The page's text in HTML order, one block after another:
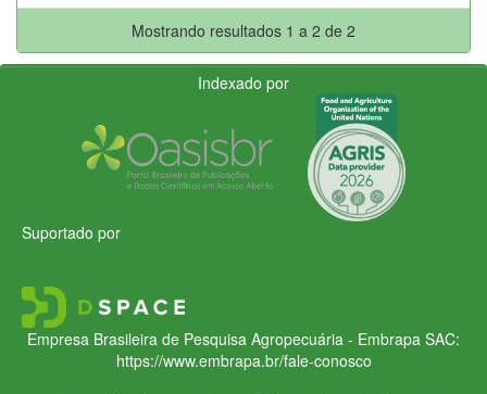
Mostrando resultados 1 a 2 de 2
Indexado por
Suportado por
Empresa Brasileira de Pesquisa Agropecuária - Embrapa SAC:
https://www.embrapa.br/fale-conosco